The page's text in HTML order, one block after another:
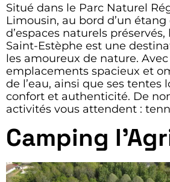
Situé dans le Parc Naturel
Limousin, au bord d’un
d’espaces naturels
Saint-Estèphe est une
les amoureux de nature. Avec
emplacements spacieux et
de l’eau, ainsi que ses tentes
confort et authenticité. De
activités vous attendent :
Camping